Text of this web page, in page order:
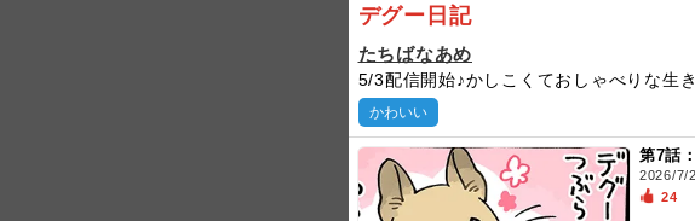
デグー日記
たちばなあめ
5/3配信開始♪かしこくておしゃべりな生
かわいい
第7話
2026/7/
24